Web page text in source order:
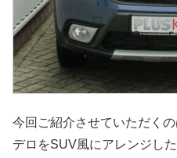
今回ご紹介させていただく
デロをSUV風にアレンジし